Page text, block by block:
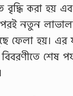
বৃদ্ধি করা হয়
নতুন
ফেলা হয়। এর
শেষ